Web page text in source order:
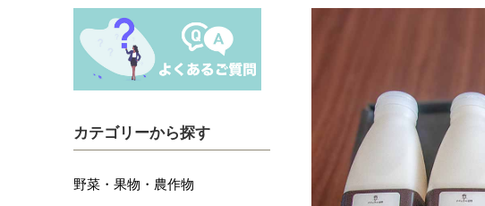
カテゴリーから探す
野菜・果物・農作物